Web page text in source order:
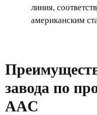
линия,
американским
завода по
AAC